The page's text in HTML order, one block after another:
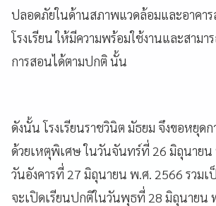
ปลอดภัยในด้านสภาพแวดล้อมและอาคา
โรงเรียน ให้มีความพร้อมใช้งานและสามา
การสอนได้ตามปกติ นั้น
ดังนั้น โรงเรียนราชวินิต มัธยม จึงขอหยุดก
ด้วยเหตุพิเศษ ในวันจันทร์ที่ 26 มิถุนายน
วันอังคารที่ 27 มิถุนายน พ.ศ. 2566 รวมเ
จะเปิดเรียนปกติในวันพุธที่ 28 มิถุนายน